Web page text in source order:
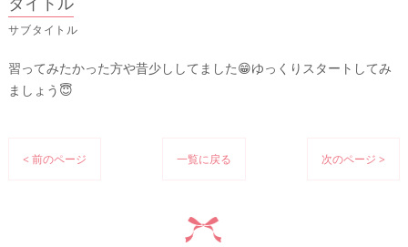
サブタイトル
習ってみたかった方や昔少ししてました😁ゆっくりスタートしてみ
ましょう😇
< 前のページ 一覧に戻る 次のページ >